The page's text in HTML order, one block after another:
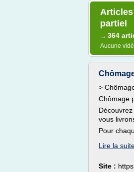
partiel
→ 364
Aucune
>
Chômage
vous
Pour
Lire la
Site :